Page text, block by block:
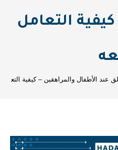
التعامل
عند الأطفال والمراهقين – كيفية